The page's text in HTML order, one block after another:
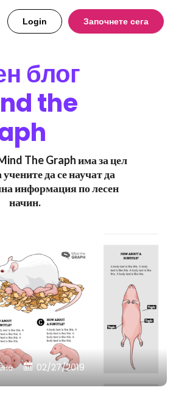
Login Започнете сега
блог
the
The Graph има за цел
да се научат да
информация по лесен
начин.
02/27/2019